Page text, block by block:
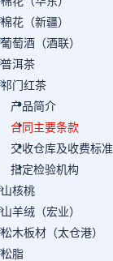
棉花（新疆）
葡萄酒（酒联）
普洱茶
祁门红茶
产品简介
合同主要条款
交收仓库及收费标准
指定检验机构
山核桃
山羊绒（宏业）
松木板材（太仓港）
松脂